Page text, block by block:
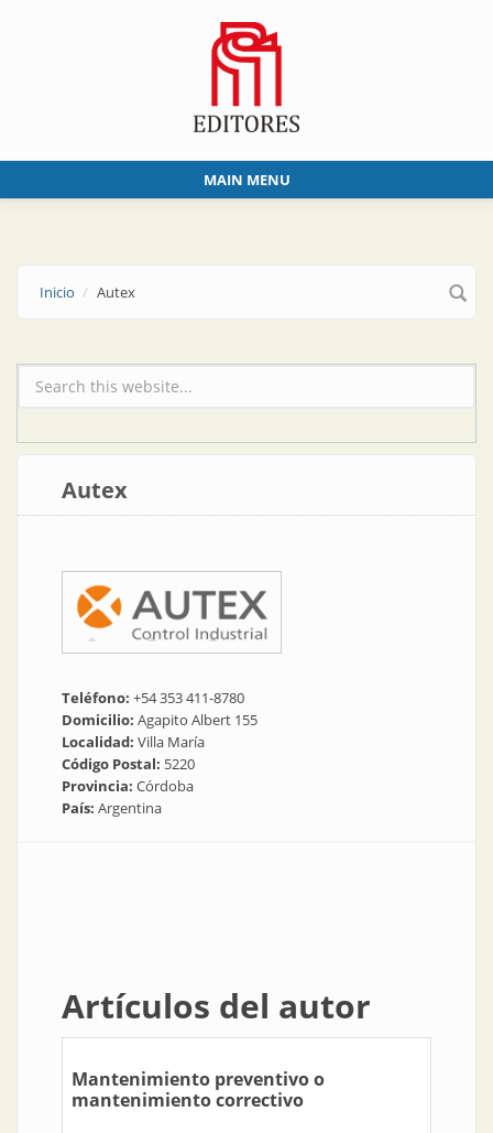
MAIN MENU
Inicio Autex
Formulario de búsqueda
Autex
Teléfono: +54 353 411-8780
Domicilio: Agapito Albert 155
Localidad: Villa María
Código Postal: 5220
Provincia: Córdoba
País: Argentina
Artículos del autor
Mantenimiento preventivo o
mantenimiento correctivo